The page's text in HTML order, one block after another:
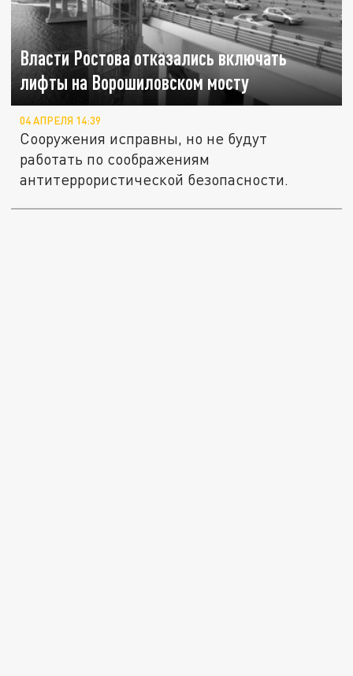
Власти Ростова отказались включать
лифты на Ворошиловском мосту
04 АПРЕЛЯ 14:39
Сооружения исправны, но не будут
работать по соображениям
антитеррористической безопасности.